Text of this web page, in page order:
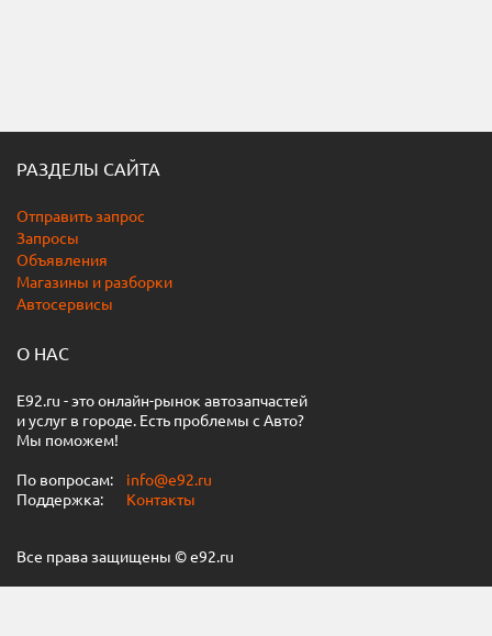
РАЗДЕЛЫ САЙТА
Отправить запрос
Запросы
Объявления
Магазины и разборки
Автосервисы
О НАС
E92.ru - это онлайн-рынок автозапчастей
и услуг в городе. Есть проблемы с Авто?
Мы поможем!
По вопросам: info@e92.ru
Поддержка: Контакты
Все права защищены © e92.ru